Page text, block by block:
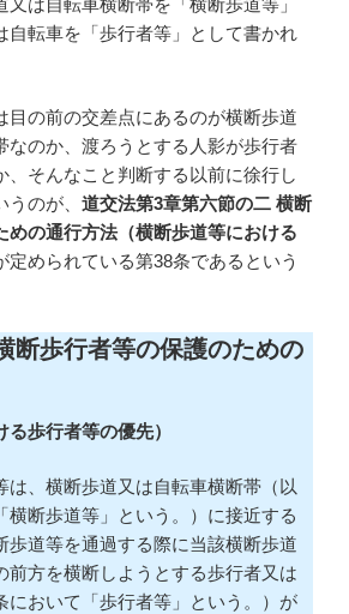
は自転車横断帯を「横断歩道等」
自転車を「歩行者等」として書かれ
の前の交差点にあるのが横断歩道
なのか、渡ろうとする人影が歩行者
、そんなこと判断する以前に徐行し
のが、 道交法第3章第六節の二 横断
めの通行方法（横断歩道等における
定められている第38条であるという
歩行者等の保護のための
る歩行者等の優先）
、横断歩道又は自転車横断帯（以
横断歩道等」という。）に接近する
歩道等を通過する際に当該横断歩道
前方を横断しようとする歩行者又は
において「歩行者等」という。）が